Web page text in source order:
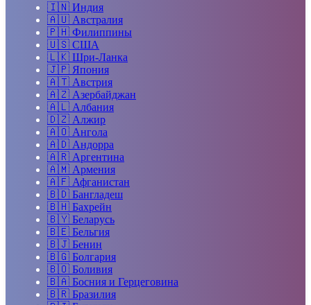
🇮🇳 Индия
🇦🇺 Австралия
🇵🇭 Филиппины
🇺🇸 США
🇱🇰 Шри-Ланка
🇯🇵 Япония
🇦🇹 Австрия
🇦🇿 Азербайджан
🇦🇱 Албания
🇩🇿 Алжир
🇦🇴 Ангола
🇦🇩 Андорра
🇦🇷 Аргентина
🇦🇲 Армения
🇦🇫 Афганистан
🇧🇩 Бангладеш
🇧🇭 Бахрейн
🇧🇾 Беларусь
🇧🇪 Бельгия
🇧🇯 Бенин
🇧🇬 Болгария
🇧🇴 Боливия
🇧🇦 Босния и Герцеговина
🇧🇷 Бразилия